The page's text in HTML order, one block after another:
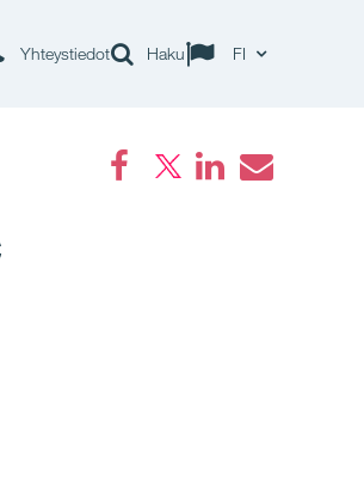
Yhteystiedot Haku FI